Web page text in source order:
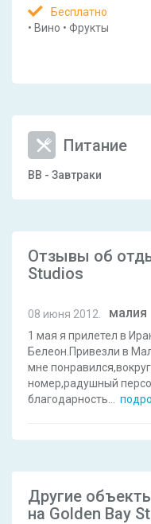
Бесплатно
• Вино • Фрукты
Питание
BB - Завтраки
Отзывы об
Studios
08 июня 2012. малия
1 мая я прилетел в
Белеон.Привезли в
мне
номер,радушный
благодарность
Другие
на Golden Bay